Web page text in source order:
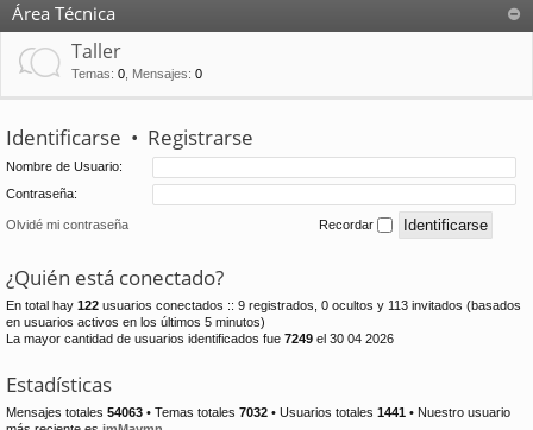
Área Técnica
Taller
Temas: 0 Mensajes: 0
Identificarse • Registrarse
Nombre de Usuario:
Contraseña:
Olvidé mi contraseña Recordar
¿Quién está conectado?
En total hay 122 usuarios conectados :: 9 registrados, 0 ocultos y 113 invitados (basados
en usuarios activos en los últimos 5 minutos)
La mayor cantidad de usuarios identificados fue 7249 el 30 04 2026
Estadísticas
Mensajes totales 54063 • Temas totales 7032 • Usuarios totales 1441 • Nuestro usuario